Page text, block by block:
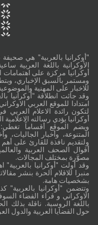
"أوكرانيا بالعربية" هي صحيفة
الأوكرانية باللغة العربية
أوكرانيا مركزة على
ومستمر بالسبق الإخباري،
للاخبار على المهنية
لتكون رائدة الاعلام
أوكرانيا يؤدي رسالته
ويضم الموقع أقساماً تغطي:
المتنوعة، وأخبار الجاليات،
ولتقديم نافذة للقارئ على
أقوال الصحف العربية
مصوَّرة بمختلف المجالات.
وقد أولت "أوكرانيا بالعربية"
منبرا للاقلام الحرة بنشر
بشخصيات هامة.
وتتضمن "أوكرانيا بالعربية"
الاوكراني و قراء الفضاء
باللغة الروسية. ناقلة بذلك
حول القضايا العربية والدول